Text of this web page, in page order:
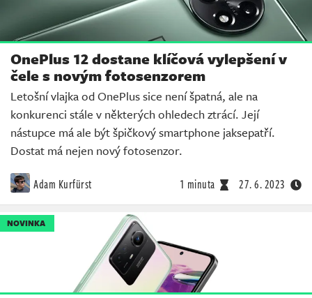
OnePlus 12 dostane klíčová vylepšení v
čele s novým fotosenzorem
Letošní vlajka od OnePlus sice není špatná, ale na
konkurenci stále v některých ohledech ztrácí. Její
nástupce má ale být špičkový smartphone jaksepatří.
Dostat má nejen nový fotosenzor.
Adam Kurfürst 1 minuta 27. 6. 2023
NOVINKA